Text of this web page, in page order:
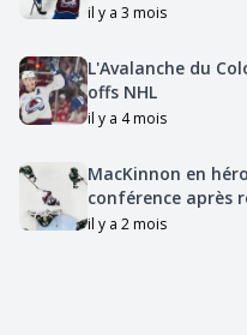
il y a 3 mois
L'Avalanche du
offs NHL
il y a 4 mois
MacKinnon en
conférence après
il y a 2 mois